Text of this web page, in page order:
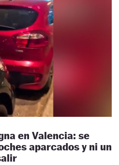
en Valencia: se
aparcados y ni un